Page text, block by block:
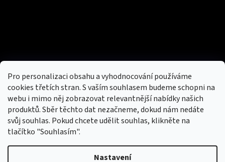
Pro personalizaci obsahu a vyhodnocování používáme
cookies třetích stran. S vaším souhlasem budeme schopni na
webu i mimo něj zobrazovat relevantnější nabídky našich
produktů. Sběr těchto dat nezačneme, dokud nám nedáte
svůj souhlas. Pokud chcete udělit souhlas, klikněte na
tlačítko "Souhlasím".
Nastavení
Nový obchod s batohy, cestovními zavazadly, tašky a peněženky